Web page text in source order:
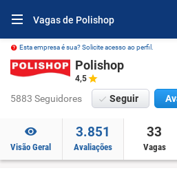
Vagas de Polishop
Esta empresa é sua? Solicite acesso ao perfil.
Polishop
4,5
5883 Seguidores Seguir
Visão Geral
3.851
Avaliações
33
Vagas